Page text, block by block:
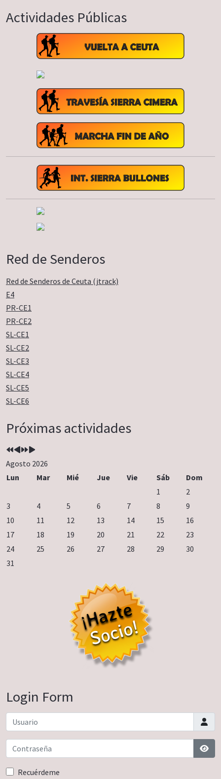
Actividades Públicas
Red de Senderos
Red de Senderos de Ceuta (jtrack)
E4
PR-CE1
PR-CE2
SL-CE1
SL-CE2
SL-CE3
SL-CE4
SL-CE5
SL-CE6
Próximas actividades
anterior
anterior
añomes
Agosto 2026
Lun
Mar Mié Jue Vie Sáb
Dom
1
2
3
4 5 6 7 8
9
10
11 12 13 14 15
16
17
18 19 20 21 22
23
24
25 26 27 28 29
30
31
Login Form
Usuario
Contraseña
Recuérdeme